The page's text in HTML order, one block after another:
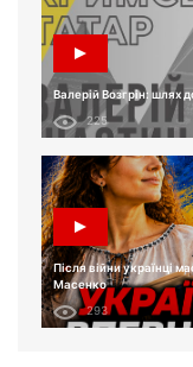
Валерій Возгрін: шлях
225
Після війни українці
Масенко
293